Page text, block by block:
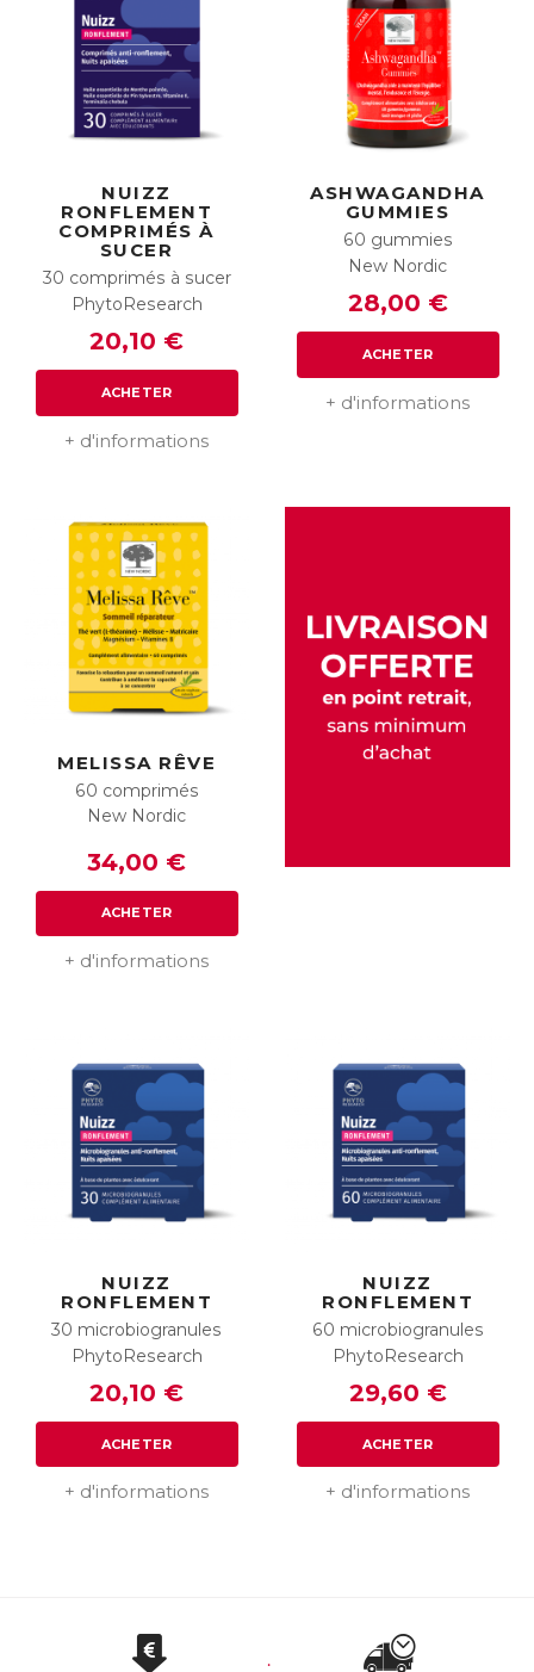
NUIZZ
RONFLEMENT
COMPRIMÉS À
SUCER
30 comprimés à sucer
PhytoResearch
20,10 €
ACHETER
+ d'informations
ASHWAGANDHA
GUMMIES
60 gummies
New Nordic
28,00 €
ACHETER
+ d'informations
MELISSA RÊVE
60 comprimés
New Nordic
34,00 €
ACHETER
+ d'informations
NUIZZ
RONFLEMENT
30 microbiogranules
PhytoResearch
20,10 €
ACHETER
+ d'informations
NUIZZ
RONFLEMENT
60 microbiogranules
PhytoResearch
29,60 €
ACHETER
+ d'informations